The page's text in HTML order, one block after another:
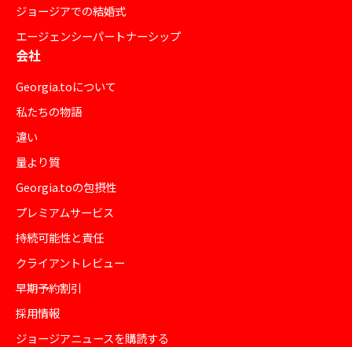
ジョージアでの結婚式
エージェンシーパートナーシップ
会社
Georgia.toについて
私たちの物語
違い
量より質
Georgia.toの包摂性
プレミアムサービス
持続可能性と責任
クライアントレビュー
早期予約割引
採用情報
ジョージアニュースを購読する